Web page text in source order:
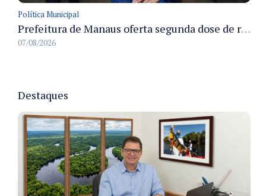
Política Municipal
Prefeitura de Manaus oferta segunda dose de reforço da vacina contra a poliomielite para crianças de 4 anos durante Campanha de Multivacinação 2026
07/08/2026
Destaques